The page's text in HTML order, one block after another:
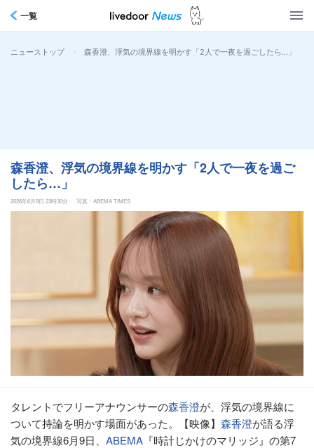
一覧
ニューストップ > 森香澄、浮気の境界線を明かす「2人で一夜を過ごしたら…」
森香澄、浮気の境界線を明かす「2人で一夜を過ご
したら…」
2026年6月9日 23時30分 写真：ABEMA TIMES
タレントでフリーアナウンサーの森香澄が、浮気の境界線に
ついて持論を明かす場面があった。【映像】 森香澄が語る浮
気の境界線6月9日、 ABEMA 『時計じかけのマリッジ』の第7